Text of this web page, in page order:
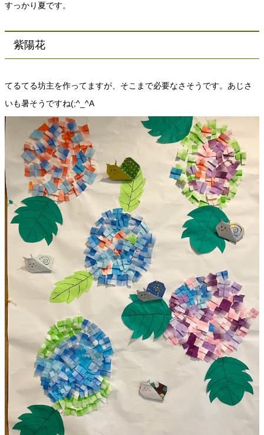
すっかり夏です。
紫陽花
てるてる坊主を作ってますが、そこまで必要なさそうです。あじさ
いも暑そうですね(;^_^A